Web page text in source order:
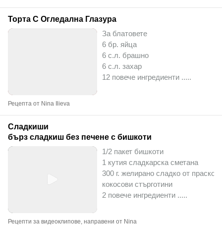
Торта С Огледална Глазура
За блатовете
6 бр. яйца
6 с.л. брашно
6 с.л. захар
12 повече ингредиенти .....
Рецепта от Nina Ilieva
Сладкиши
бърз сладкиш без печене с бишкоти
1/2 пакет бишкоти
1 кутия сладкарска сметана
300 г. желирано сладко от
кокосови стърготини
2 повече ингредиенти .....
Рецепти за видеоклипове, направени от Nina